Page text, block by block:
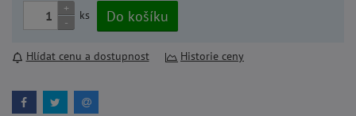
+
-
ks Do košíku
Hlídat cenu a dostupnost Historie ceny